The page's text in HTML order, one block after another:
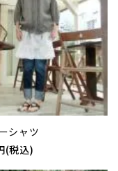
シャツ
(税込)